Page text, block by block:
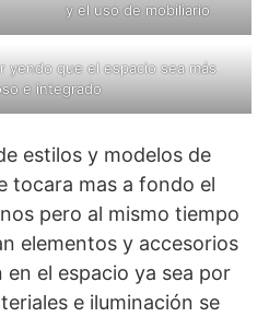
y el uso de mobiliario
yendo que el espacio sea más
e integrado
estilos y modelos de
tocara mas a fondo el
pero al mismo tiempo
elementos y accesorios
el espacio ya sea por
e iluminación se